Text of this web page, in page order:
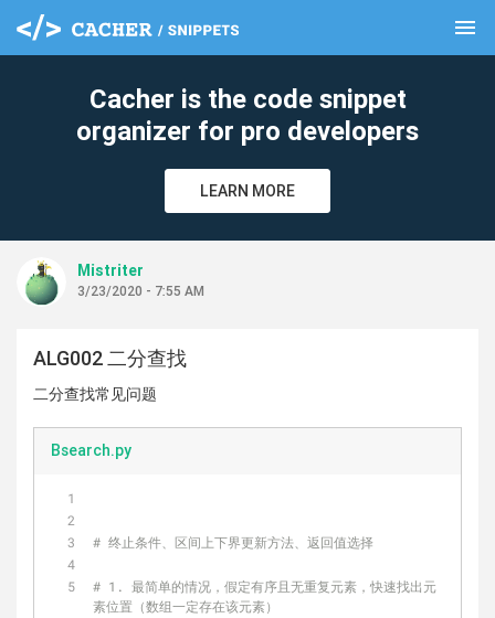
menu
Cacher is the code snippet
organizer for pro developers
LEARN MORE
Mistriter
3/23/2020 - 7:55 AM
ALG002 二分查找
二分查找常见问题
Bsearch.py
# 终止条件、区间上下界更新方法、返回值选择
# 1. 最简单的情况，假定有序且无重复元素，快速找出元
素位置（数组一定存在该元素）
clear